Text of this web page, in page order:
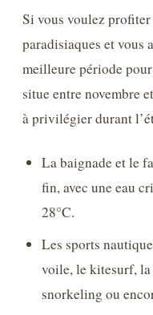
Si vous voulez
paradisiaques et vous
meilleure période
situe entre novembre
à privilégier durant
La baignade et le
fin, avec une eau
28°C.
Les sports
voile, le kitesurf,
snorkeling ou